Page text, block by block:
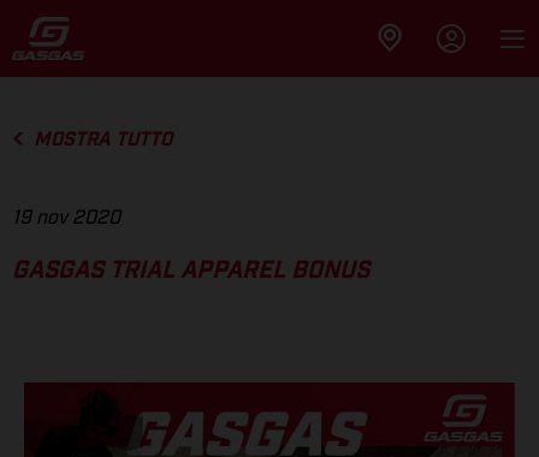
MOSTRA TUTTO
19 nov 2020
GASGAS TRIAL APPAREL BONUS